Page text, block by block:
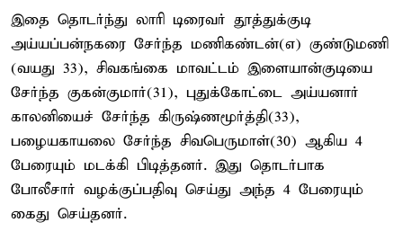
இதை தொடர்ந்து லாரி டிரைவர் தூத்துக்குடி
அய்யப்பன்நகரை சேர்ந்த மணிகண்டன்(எ) குண்டுமணி
(வயது 33), சிவகங்கை மாவட்டம் இளையான்குடியை
சேர்ந்த குகன்குமார்(31), புதுக்கோட்டை அய்யனார்
காலனியைச் சேர்ந்த கிருஷ்ணமூர்த்தி(33),
பழையகாயலை சேர்ந்த சிவபெருமாள்(30) ஆகிய 4
பேரையும் மடக்கி பிடித்தனர். இது தொடர்பாக
போலீசார் வழக்குப்பதிவு செய்து அந்த 4 பேரையும்
கைது செய்தனர்.